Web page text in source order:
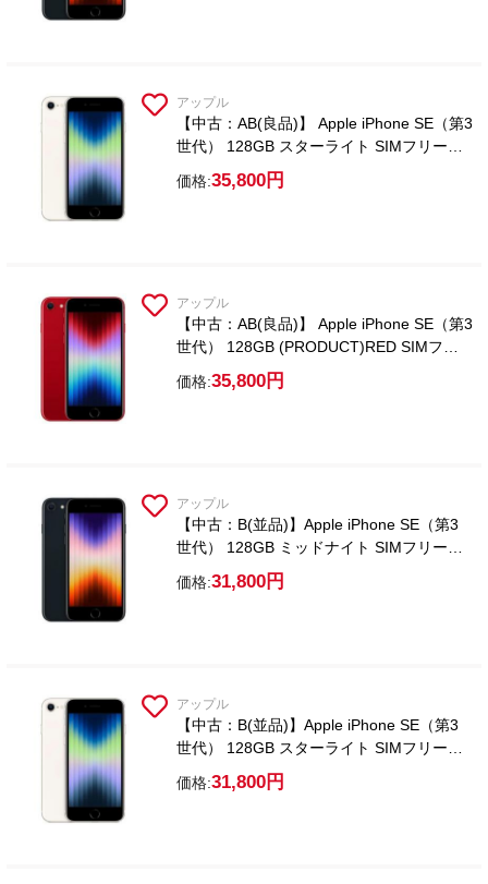
アップル
【中古：AB(良品)】 Apple iPhone SE（第3
世代） 128GB スターライト SIMフリー
【ガラスフィルム付属】
価格:35,800円
アップル
【中古：AB(良品)】 Apple iPhone SE（第3
世代） 128GB (PRODUCT)RED SIMフリ
ー【ガラスフィルム付属】
価格:35,800円
アップル
【中古：B(並品)】Apple iPhone SE（第3
世代） 128GB ミッドナイト SIMフリー
【ガラスフィルム付属】
価格:31,800円
アップル
【中古：B(並品)】Apple iPhone SE（第3
世代） 128GB スターライト SIMフリー
【ガラスフィルム付属】
価格:31,800円